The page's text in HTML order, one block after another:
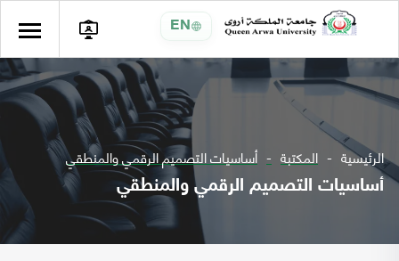
EN
الرئيسية المكتبة أساسيات التصميم الرقمي والمنطقي
أساسيات التصميم الرقمي والمنطقي